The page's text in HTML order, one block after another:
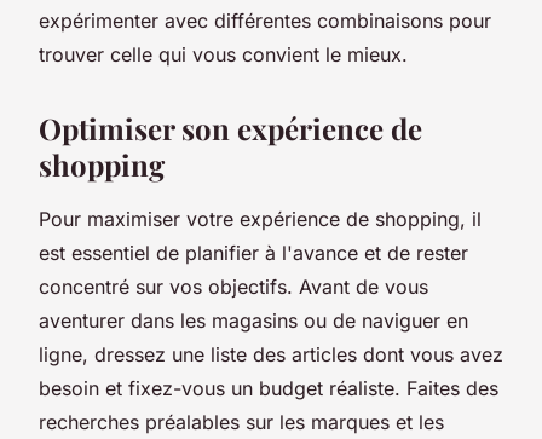
expérimenter avec différentes combinaisons pour
trouver celle qui vous convient le mieux.
Optimiser son expérience de
shopping
Pour maximiser votre expérience de shopping, il
est essentiel de planifier à l'avance et de rester
concentré sur vos objectifs. Avant de vous
aventurer dans les magasins ou de naviguer en
ligne, dressez une liste des articles dont vous avez
besoin et fixez-vous un budget réaliste. Faites des
recherches préalables sur les marques et les